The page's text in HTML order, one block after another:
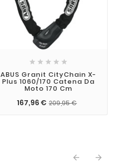
    
ABUS Granit CityChain X-
Plus 1060/170 Catena Da
Moto 170 Cm
167,96 € 209,95 €
 